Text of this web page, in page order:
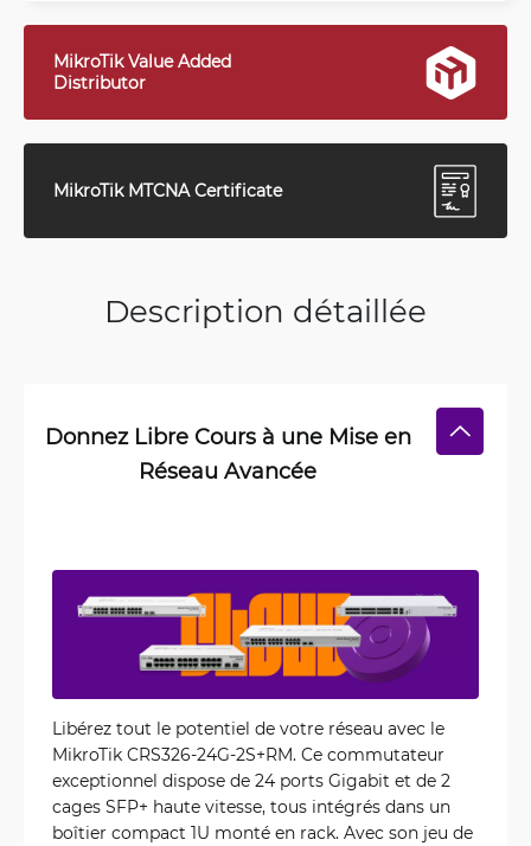
MikroTik Value Added
Distributor
MikroTik MTCNA Certificate
Description détaillée
Donnez Libre Cours à une Mise en
Réseau Avancée
Libérez tout le potentiel de votre réseau avec le
MikroTik CRS326-24G-2S+RM. Ce commutateur
exceptionnel dispose de 24 ports Gigabit et de 2
cages SFP+ haute vitesse, tous intégrés dans un
boîtier compact 1U monté en rack. Avec son jeu de